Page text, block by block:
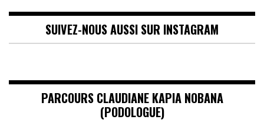
SUIVEZ-NOUS AUSSI SUR INSTAGRAM
PARCOURS CLAUDIANE KAPIA NOBANA
(PODOLOGUE)